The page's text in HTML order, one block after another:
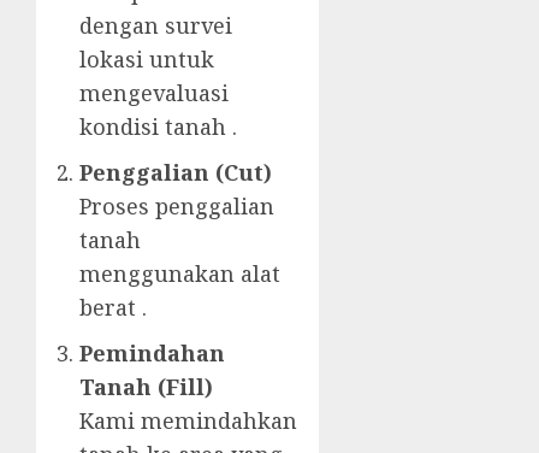
dengan survei
lokasi untuk
mengevaluasi
kondisi tanah .
Penggalian (Cut)
Proses penggalian
tanah
menggunakan alat
berat .
Pemindahan
Tanah (Fill)
Kami memindahkan